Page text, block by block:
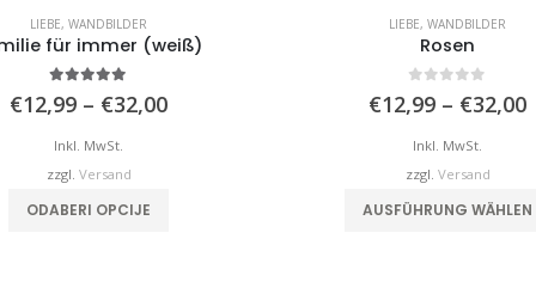
LIEBE, WANDBILDER
für immer (weiß)
€12,99 – €32,00Preisspanne:
Inkl. MwSt.
zzgl. Versand
ODABERI OPCIJE
LIEBE, WANDBILDER
Rosen
€12,99 – €32,00
Inkl. MwSt.
zzgl. Versand
AUSFÜHRUNG WÄHLEN